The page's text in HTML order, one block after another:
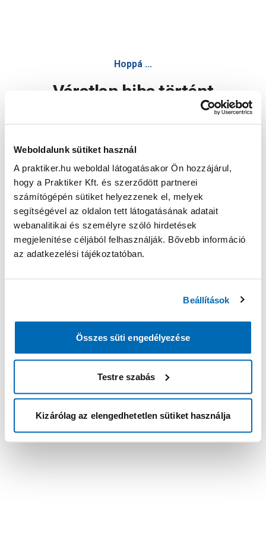
Weboldalunk sütiket használ
A praktiker.hu weboldal látogatásakor Ön hozzájárul,
hogy a Praktiker Kft. és szerződött partnerei
számítógépén sütiket helyezzenek el, melyek
segítségével az oldalon tett látogatásának adatait
webanalitikai és személyre szóló hirdetések
megjelenítése céljából felhasználják. Bővebb információ
az adatkezelési tájékoztatóban.
Beállítások
Összes süti engedélyezése
Testre szabás
Kizárólag az elengedhetetlen sütiket használja
Hoppá ...
Váratlan hiba történt
Oldal újratöltése